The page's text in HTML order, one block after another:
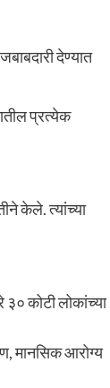
देण्यात
प्रत्येक
केले. त्यांच्या
कोटी लोकांच्या
मानसिक आरोग्य